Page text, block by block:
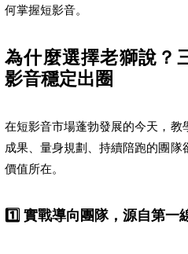
何掌握短影音。
為什麼選擇老獅說？
影音穩定出圈
在短影音市場蓬勃發展的今天，
成果、量身規劃、持續陪跑的團
價值所在。
1️⃣ 實戰導向團隊，源自第一